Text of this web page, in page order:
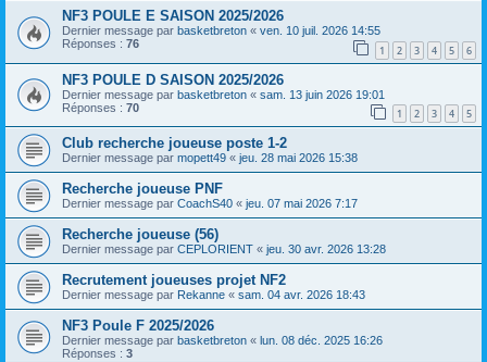
NF3 POULE E SAISON 2025/2026
Dernier message par basketbreton « ven. 10 juil. 2026 14:55
Réponses : 76 1 2 3 4 5 6
NF3 POULE D SAISON 2025/2026
Dernier message par basketbreton « sam. 13 juin 2026 19:01
Réponses : 70 1 2 3 4 5
Club recherche joueuse poste 1-2
Dernier message par mopett49 « jeu. 28 mai 2026 15:38
Recherche joueuse PNF
Dernier message par CoachS40 « jeu. 07 mai 2026 7:17
Recherche joueuse (56)
Dernier message par CEPLORIENT « jeu. 30 avr. 2026 13:28
Recrutement joueuses projet NF2
Dernier message par Rekanne « sam. 04 avr. 2026 18:43
NF3 Poule F 2025/2026
Dernier message par basketbreton « lun. 08 déc. 2025 16:26
Réponses : 3